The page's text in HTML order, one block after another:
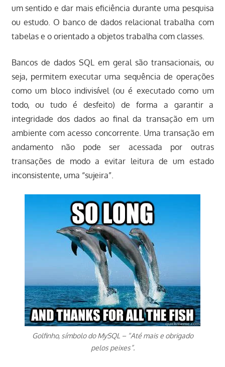
um sentido e dar mais eficiência durante uma pesquisa
ou estudo. O banco de dados relacional trabalha com
tabelas e o orientado a objetos trabalha com classes.
Bancos de dados SQL em geral são transacionais, ou
seja, permitem executar uma sequência de operações
como um bloco indivisível (ou é executado como um
todo, ou tudo é desfeito) de forma a garantir a
integridade dos dados ao final da transação em um
ambiente com acesso concorrente. Uma transação em
andamento não pode ser acessada por outras
transações de modo a evitar leitura de um estado
inconsistente, uma “sujeira”.
Golfinho, símbolo do MySQL – “Até mais e obrigado
pelos peixes”.